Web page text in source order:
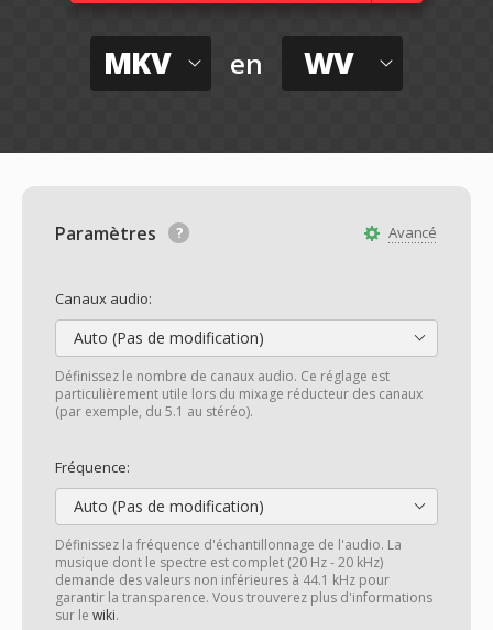
MKV en WV
Avancé
Paramètres
Canaux audio:
Auto (Pas de modification)
Définissez le nombre de canaux audio. Ce réglage est
particulièrement utile lors du mixage réducteur des canaux
(par exemple, du 5.1 au stéréo).
Fréquence:
Auto (Pas de modification)
Définissez la fréquence d'échantillonnage de l'audio. La
musique dont le spectre est complet (20 Hz - 20 kHz)
demande des valeurs non inférieures à 44.1 kHz pour
garantir la transparence. Vous trouverez plus d'informations
sur le wiki.